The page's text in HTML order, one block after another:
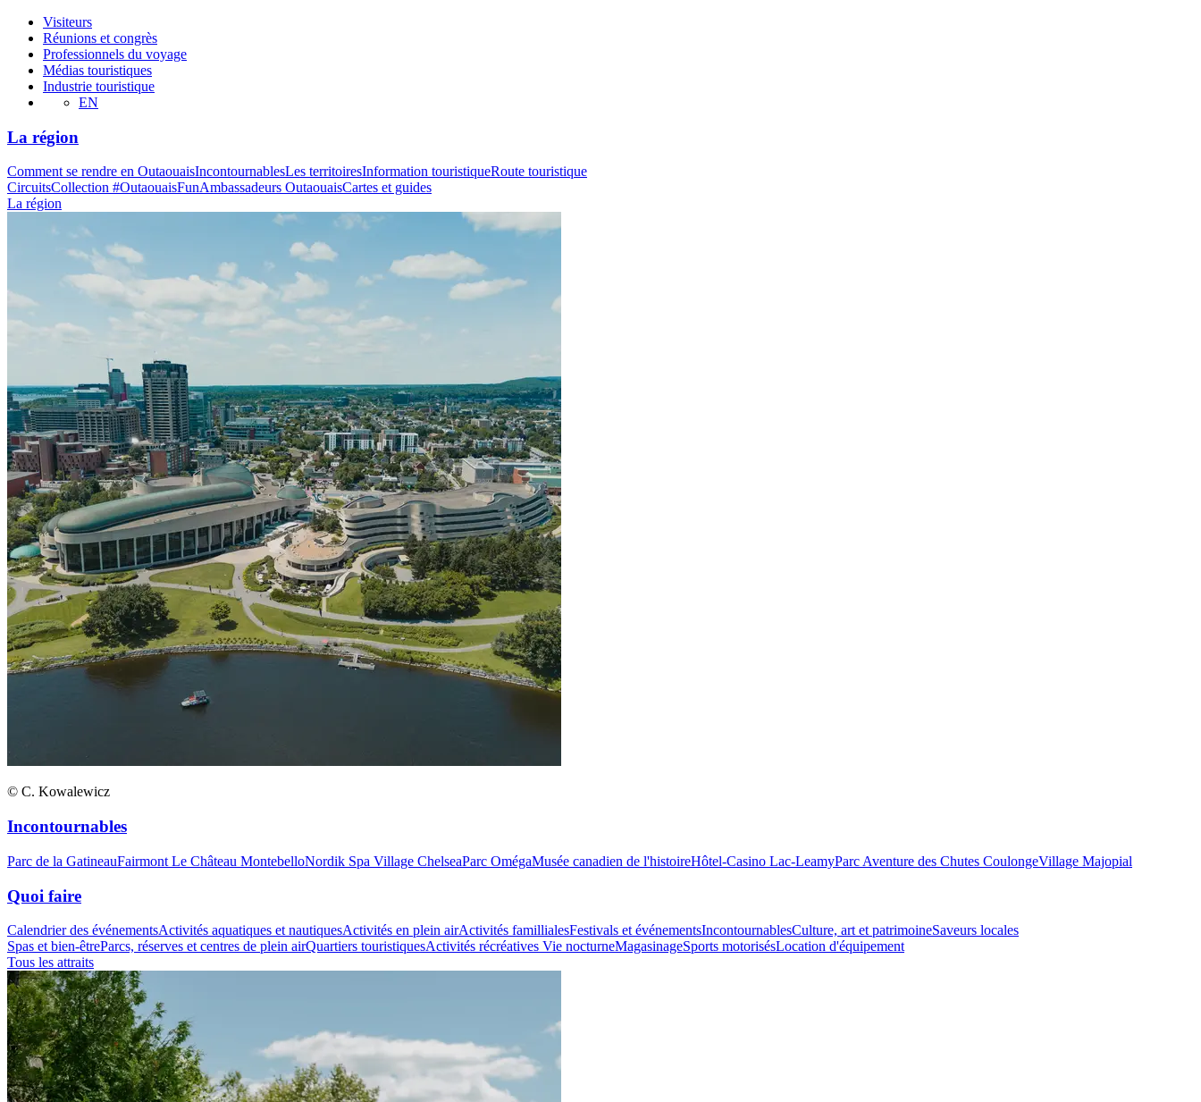
Visiteurs
Réunions et congrès
Professionnels du voyage
Médias touristiques
Industrie touristique
EN
La région
Comment se rendre en OutaouaisIncontournablesLes territoiresInformation touristiqueRoute touristique
CircuitsCollection #OutaouaisFunAmbassadeurs OutaouaisCartes et guides
La région
© C. Kowalewicz
Incontournables
Parc de la GatineauFairmont Le Château MontebelloNordik Spa Village ChelseaParc OmégaMusée canadien de l'histoireHôtel-Casino Lac-LeamyParc Aventure des Chutes CoulongeVillage Majopial
Quoi faire
Calendrier des événementsActivités aquatiques et nautiquesActivités en plein airActivités famillialesFestivals et événementsIncontournablesCulture, art et patrimoineSaveurs locales
Spas et bien-êtreParcs, réserves et centres de plein airQuartiers touristiquesActivités récréatives Vie nocturneMagasinageSports motorisésLocation d'équipement
Tous les attraits